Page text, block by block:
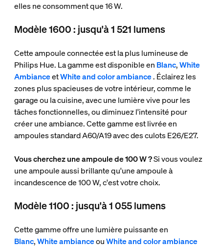
elles ne consomment que 16 W.
Modèle 1600 : jusqu'à 1 521 lumens
Cette ampoule connectée est la plus lumineuse de
Philips Hue. La gamme est disponible en Blanc,White
AmbianceetWhite and color ambiance. Éclairez les
zones plus spacieuses de votre intérieur, comme le
garage ou la cuisine, avec une lumière vive pour les
tâches fonctionnelles, ou diminuez l'intensité pour
créer une ambiance. Cette gamme est livrée en
ampoules standard A60/A19 avec des culots E26/E27.
Vous cherchez une ampoule de 100 W ?Si vous voulez
une ampoule aussi brillante qu'une ampoule à
incandescence de 100 W, c'est votre choix.
Modèle 1100 : jusqu'à 1 055 lumens
Cette gamme offre une lumière puissante en
Blanc,White ambianceouWhite and color ambiance